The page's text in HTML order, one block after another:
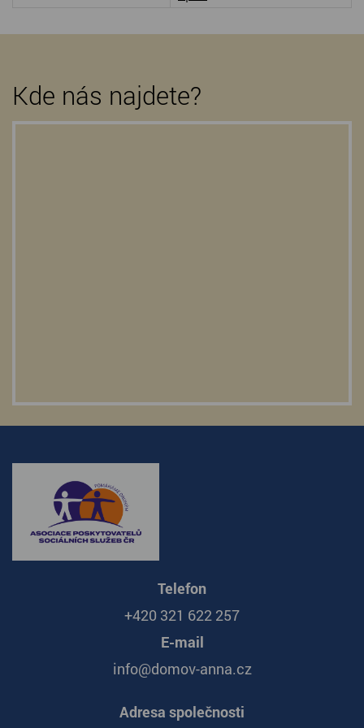
Kde nás najdete?
Telefon
+420 321 622 257
E-mail
info@domov-anna.cz
Adresa společnosti